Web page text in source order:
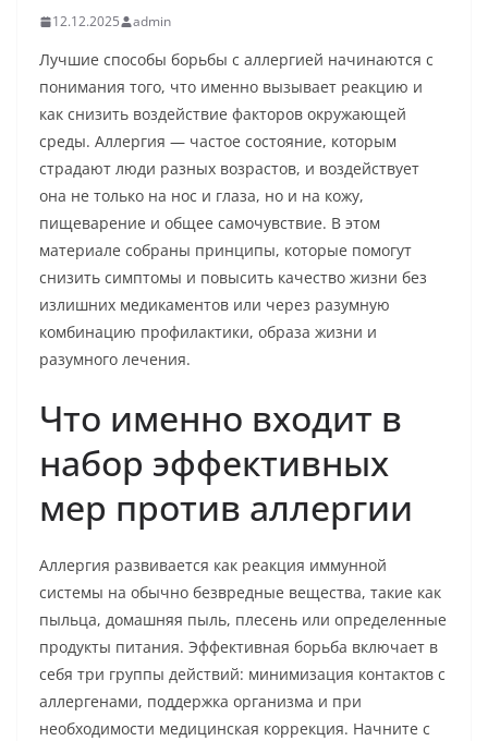
12.12.2025 admin
Лучшие способы борьбы с аллергией начинаются с
понимания того, что именно вызывает реакцию и
как снизить воздействие факторов окружающей
среды. Аллергия — частое состояние, которым
страдают люди разных возрастов, и воздействует
она не только на нос и глаза, но и на кожу,
пищеварение и общее самочувствие. В этом
материале собраны принципы, которые помогут
снизить симптомы и повысить качество жизни без
излишних медикаментов или через разумную
комбинацию профилактики, образа жизни и
разумного лечения.
Что именно входит в
набор эффективных
мер против аллергии
Аллергия развивается как реакция иммунной
системы на обычно безвредные вещества, такие как
пыльца, домашняя пыль, плесень или определенные
продукты питания. Эффективная борьба включает в
себя три группы действий: минимизация контактов с
аллергенами, поддержка организма и при
необходимости медицинская коррекция. Начните с